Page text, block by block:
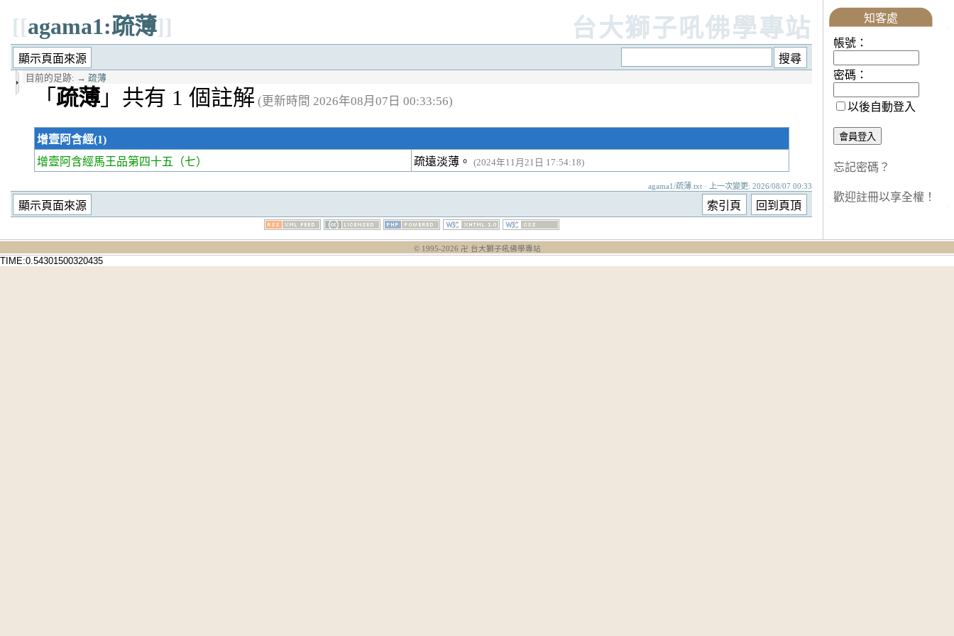
[[agama1:疏薄]] 台大獅子吼佛學專站
目前的足跡: → 疏薄
「 疏薄 」共有 1 個註解 (更新時間 2026年08月07日 00:33:56)
增壹阿含經(1)
增壹阿含經馬王品第四十五
（七） 疏遠淡薄。 (2024年11月21日 17:54:18)
agama1/疏薄.txt · 上一次變更: 2026/08/07 00:33
知客處
帳號：
密碼：
以後自動登入
忘記密碼？
歡迎註冊以享全權！
© 1995-2026 卍 台大獅子吼佛學專站
TIME:0.54301500320435